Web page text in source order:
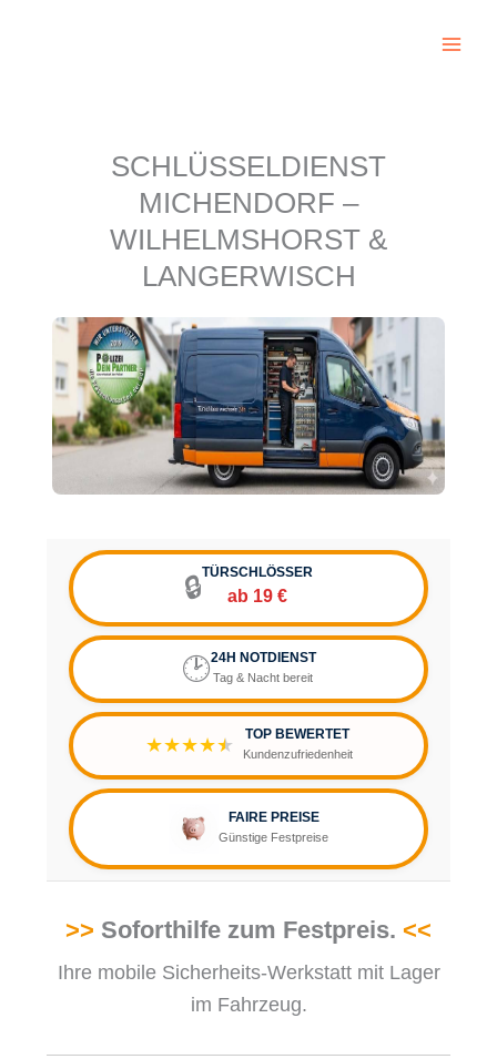
SCHLÜSSELDIENST
MICHENDORF –
WILHELMSHORST &
LANGERWISCH
🔒TÜRSCHLÖSSER
ab 19 €
🕑24H NOTDIENST
Tag & Nacht bereit
★★★★★ TOP BEWERTET
Kundenzufriedenheit
FAIRE PREISE
Günstige Festpreise
>> Soforthilfe zum Festpreis. <<
Ihre mobile Sicherheits-Werkstatt mit Lager
im Fahrzeug.